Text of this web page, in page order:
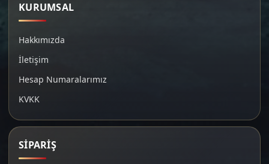
KURUMSAL
Hakkımızda
İletişim
Hesap Numaralarımız
KVKK
SİPARİŞ